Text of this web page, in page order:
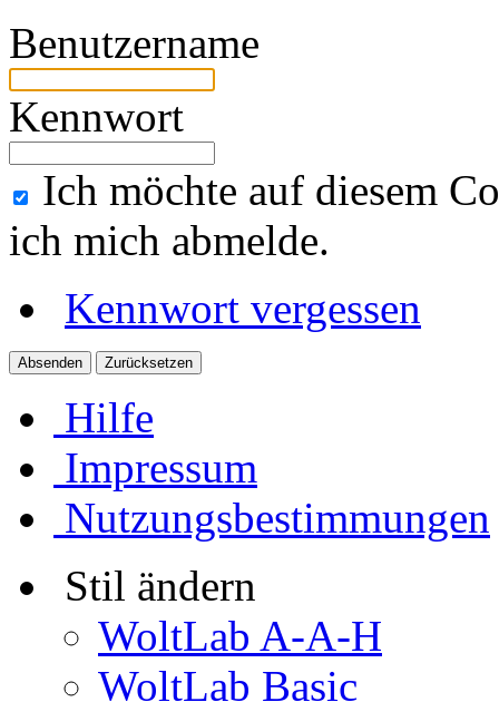
Benutzername
Kennwort
Ich möchte auf diesem
ich mich abmelde.
Kennwort vergessen
Hilfe
Impressum
Nutzungsbestimmungen
Stil ändern
WoltLab A-A-H
WoltLab Basic